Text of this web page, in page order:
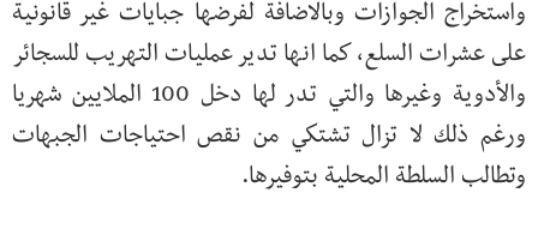
واستخراج الجوازات وبالاضافة لفرضها جبايات غير قانونية
على عشرات السلع، كما انها تدير عمليات التهريب للسجائر
والأدوية وغيرها والتي تدر لها دخل 100 الملايين شهريا
ورغم ذلك لا تزال تشتكي من نقص احتياجات الجبهات
وتطالب السلطة المحلية بتوفيرها.